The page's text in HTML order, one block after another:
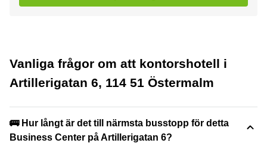
Vanliga frågor om att kontorshotell i
Artillerigatan 6, 114 51 Östermalm
🚌 Hur långt är det till närmsta busstopp för detta
Business Center på Artillerigatan 6?